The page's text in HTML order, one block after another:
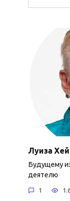
Луиза
Будущему
деятелю
1